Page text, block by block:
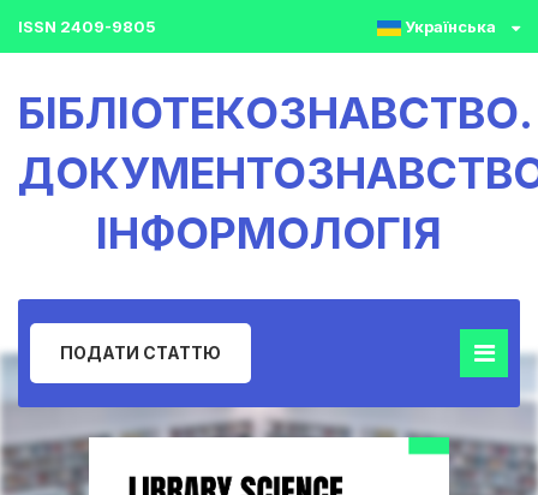
ISSN 2409-9805 Українська
БІБЛІОТЕКОЗНАВСТВО.
ІНФОРМОЛОГІЯ
ПОДАТИ СТАТТЮ